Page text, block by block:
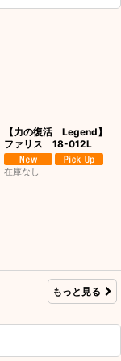
【力の復活 Legend】
ファリス 18-012L
在庫なし
もっと見る